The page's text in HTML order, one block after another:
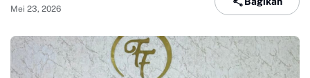
Mei 23, 2026